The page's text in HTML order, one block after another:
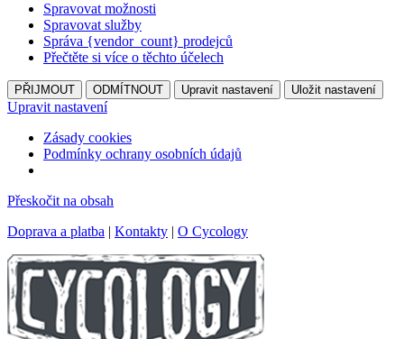
Spravovat možnosti
Spravovat služby
Správa {vendor_count} prodejců
Přečtěte si více o těchto účelech
PŘIJMOUT ODMÍTNOUT Upravit nastavení Uložit nastavení
Upravit nastavení
Zásady cookies
Podmínky ochrany osobních údajů
Přeskočit na obsah
Doprava a platba | Kontakty | O Cycology